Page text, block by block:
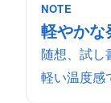
NOTE
軽やかな
随想、試し
軽い温度感